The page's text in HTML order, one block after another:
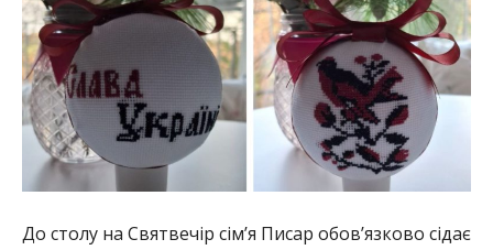
До столу на Святвечір сім’я Писар обов’язково сідає